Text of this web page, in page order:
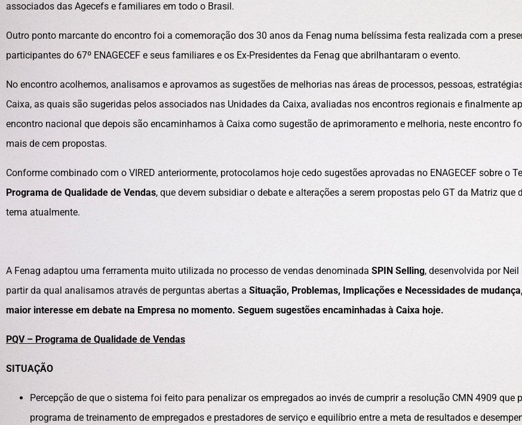
associados das Agecefs e familiares em todo o Brasil.
Outro ponto marcante do encontro foi a comemoração dos 30 anos da Fenag numa belíssima festa realizada com a
participantes do 67º ENAGECEF e seus familiares e os Ex-Presidentes da Fenag que abrilhantaram o evento.
No encontro acolhemos, analisamos e aprovamos as sugestões de melhorias nas áreas de processos, pessoas,
Caixa, as quais são sugeridas pelos associados nas Unidades da Caixa, avaliadas nos encontros regionais e finalmente
encontro nacional que depois são encaminhamos à Caixa como sugestão de aprimoramento e melhoria, neste encontro
mais de cem propostas.
Conforme combinado com o VIRED anteriormente, protocolamos hoje cedo sugestões aprovadas no ENAGECEF sobre o
Programa de Qualidade de Vendas, que devem subsidiar o debate e alterações a serem propostas pelo GT da Matriz que
tema atualmente.
A Fenag adaptou uma ferramenta muito utilizada no processo de vendas denominada SPIN Selling, desenvolvida por Neil
partir da qual analisamos através de perguntas abertas a Situação, Problemas, Implicações e Necessidades de
maior interesse em debate na Empresa no momento. Seguem sugestões encaminhadas à Caixa hoje.
PQV – Programa de Qualidade de Vendas
SITUAÇÃO
Percepção de que o sistema foi feito para penalizar os empregados ao invés de cumprir a resolução CMN 4909 que
programa de treinamento de empregados e prestadores de serviço e equilíbrio entre a meta de resultados e